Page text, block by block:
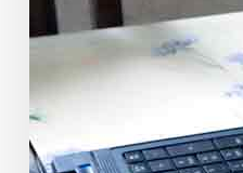
adolescentes:
y
Fundación
Red